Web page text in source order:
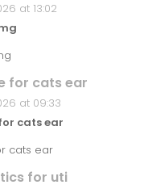
at 13:02
for cats ear
at 09:33
cats ear
cats ear
for uti